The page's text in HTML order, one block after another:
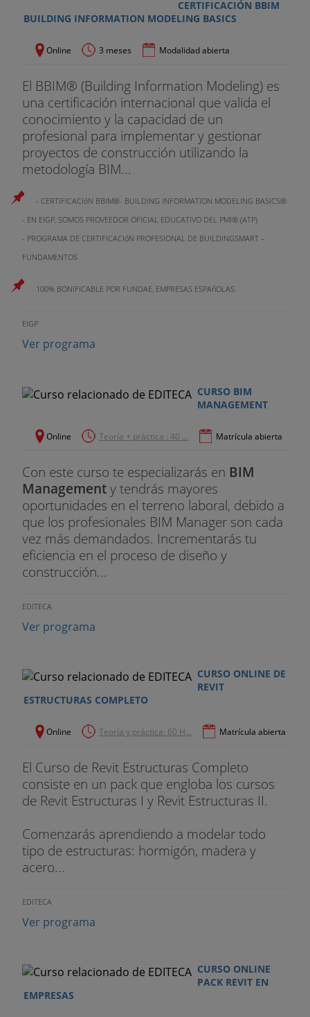
- Modelar para planificar.
- Modelos para seguridad y salud.
9.Coordinación espacial en fase de
construcción
- Familias de seguridad y salud.
- Colocación de andamiaje.
10.Implantar BIM en el funcionamiento de una
constructora
- Roles y capacitaciones de los Recursos Humanos.
12.Qué necesito antes de implantar BIM en
- Implantar BIM en una constructora.
- Servicios BIM a contratar por una constructora.
14.BIM en la construcción de infraestructuras
- BIM en proyectos de Infraestructuras.
15.Introducción a BIM 360
- Introducción a BIM 360
- Introducción a DALUX
- Visualización de modelos BIM
16.Tendencias y nuevas tecnologías de
aplicación
Proyecto final + examen tipo test .
Pon a pruba todo lo aprendido desarrollando un
ejercicio final con unos mínimos exigidos.
Docente del curso
- Arquitecto por la ETSASevilla.
- Gestión de la Información.
- Implantación y desarrollo BIM.
CERTIFICACIÓN BBIM
BUILDING INFORMATION MODELING BASICS
Online 3 meses Modalidad abierta
El BBIM® (Building Information Modeling) es
una certificación internacional que valida el
conocimiento y la capacidad de un
profesional para implementar y gestionar
proyectos de construcción utilizando la
metodología BIM...
- CERTIFICACIóN BBIM®- BUILDING INFORMATION MODELING BASICS®
- EN EIGP, SOMOS PROVEEDOR OFICIAL EDUCATIVO DEL PMI® (ATP)
- PROGRAMA DE CERTIFICACIóN PROFESIONAL DE BUILDINGSMART –
FUNDAMENTOS
100% BONIFICABLE POR FUNDAE, EMPRESAS ESPAñOLAS.
EIGP
Ver programa
CURSO BIM
MANAGEMENT
Online Teoría + práctica : 40 ... Matrícula abierta
Con este curso te especializarás en BIM
Managementy tendrás mayores
oportunidades en el terreno laboral, debido a
que los profesionales BIM Manager son cada
vez más demandados. Incrementarás tu
eficiencia en el proceso de diseño y
construcción...
EDITECA
Ver programa
CURSO ONLINE DE
REVIT
ESTRUCTURAS COMPLETO
Online Teoría y práctica: 60 H... Matrícula abierta
El Curso de Revit Estructuras Completo
consiste en un pack que engloba los cursos
de Revit Estructuras I y Revit Estructuras II.
Comenzarás aprendiendo a modelar todo
tipo de estructuras: hormigón, madera y
acero...
EDITECA
Ver programa
CURSO ONLINE
PACK REVIT EN
EMPRESAS